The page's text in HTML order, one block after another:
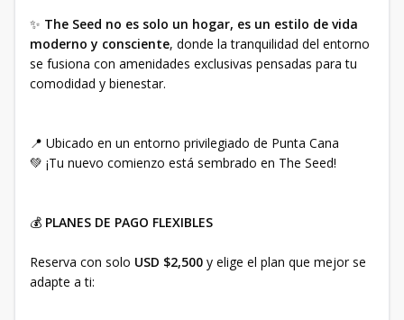
✨ The Seed no es solo un hogar, es un estilo de vida
moderno y consciente, donde la tranquilidad del entorno
se fusiona con amenidades exclusivas pensadas para tu
comodidad y bienestar.
📍 Ubicado en un entorno privilegiado de Punta Cana
💚 ¡Tu nuevo comienzo está sembrado en The Seed!
💰 PLANES DE PAGO FLEXIBLES
Reserva con solo USD $2,500 y elige el plan que mejor se
adapte a ti: